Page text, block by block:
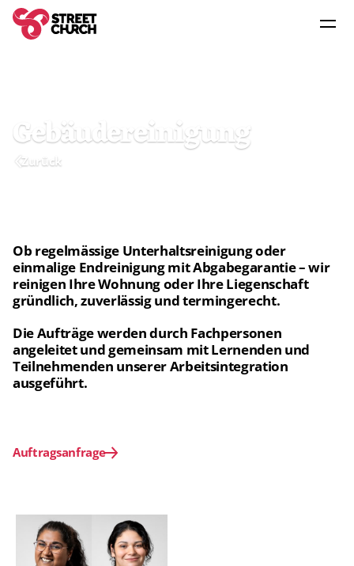
Dienstleistungen
Organisation
Gebäudereinigung
Zurück
Ob regelmässige Unterhaltsreinigung oder
einmalige Endreinigung mit Abgabegarantie – wir
reinigen Ihre Wohnung oder Ihre Liegenschaft
gründlich, zuverlässig und termingerecht.
Die Aufträge werden durch Fachpersonen
angeleitet und gemeinsam mit Lernenden und
Teilnehmenden unserer Arbeitsintegration
ausgeführt.
Auftragsanfrage